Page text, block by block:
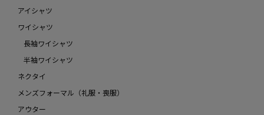
アイシャツ
ワイシャツ
長袖ワイシャツ
半袖ワイシャツ
ネクタイ
メンズフォーマル（礼服・喪服）
アウター